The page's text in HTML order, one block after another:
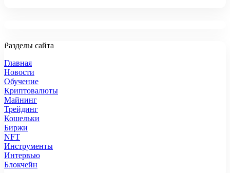
Разделы сайта
Главная
Новости
Обучение
Криптовалюты
Майнинг
Трейдинг
Кошельки
Биржи
NFT
Инструменты
Интервью
Блокчейн